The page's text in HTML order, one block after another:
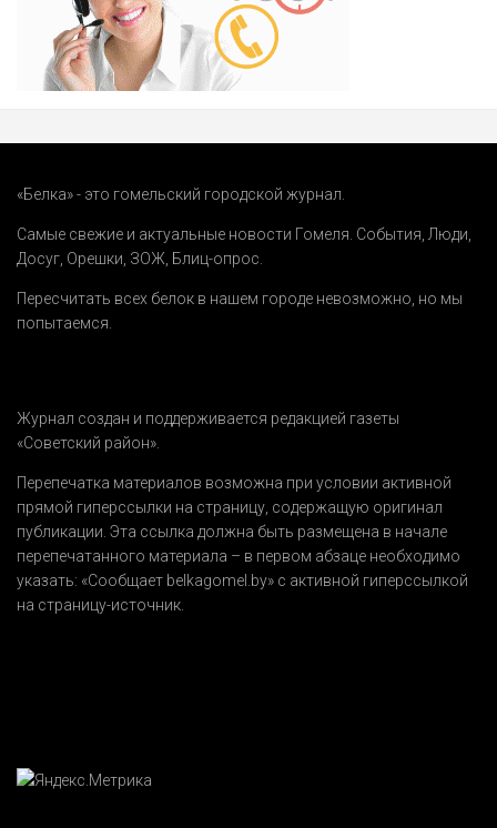
«Белка» - это гомельский городской журнал.
Самые свежие и актуальные новости Гомеля. События Люди
Досуг Орешки ЗОЖ Блиц-опрос
Пересчитать всех белок в нашем городе невозможно, но мы
попытаемся.
Журнал создан и поддерживается редакцией газеты
«Советский район».
Перепечатка материалов возможна при условии активной
прямой гиперссылки на страницу, содержащую оригинал
публикации. Эта ссылка должна быть размещена в начале
перепечатанного материала – в первом абзаце необходимо
указать: «Сообщает belkagomel.by» с активной гиперссылкой
на страницу-источник.